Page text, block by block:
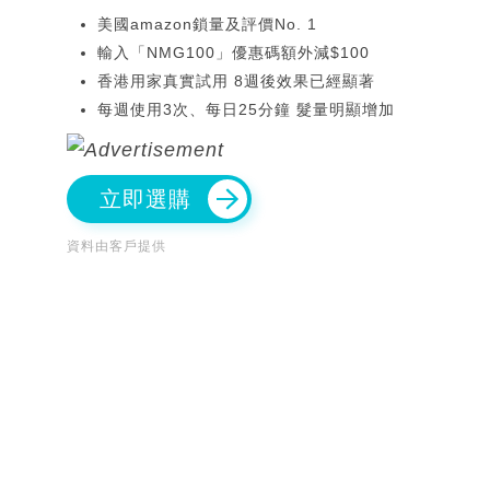
美國amazon鎖量及評價No. 1
輸入「NMG100」優惠碼額外減$100
香港用家真實試用 8週後效果已經顯著
每週使用3次、每日25分鐘 髮量明顯增加
立即選購
資料由客戶提供